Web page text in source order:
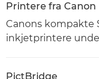
Printere fra Canon
Canons kompakte
inkjetprintere
PictBridge